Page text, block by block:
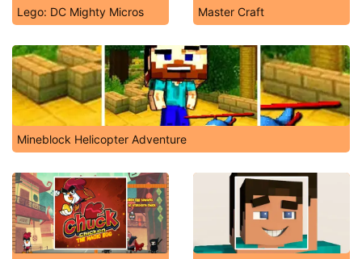
Lego: DC Mighty Micros Master Craft
Mineblock Helicopter Adventure